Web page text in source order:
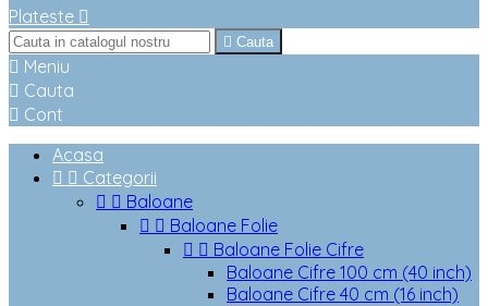
Plateste 
 Cauta
 Meniu
 Cauta
 Cont
Acasa
  Categorii
  Baloane
  Baloane Folie
  Baloane Folie Cifre
Baloane Cifre 100 cm (40 inch)
Baloane Cifre 40 cm (16 inch)